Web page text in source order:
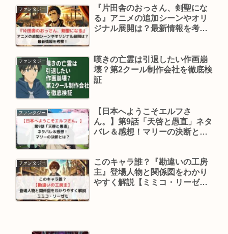
ファンタジー
『片田舎のおっさん、剣聖にな
る』アニメの追加シーンやオリ
ジナル展開は？最新情報を考
ファンタジー
嘆きの亡霊は引退したい作画崩
壊？第2クール制作会社を徹底検
証
ファンタジー
【日本へようこそエルフさ
ん。】第9話「天啓と愚直」ネタ
バレ＆感想！マリーの決断と
ファンタジー
このキャラ誰？『勘違いの工房
主』登場人物と関係図をわかり
やすく解説【ミミコ・リーゼ